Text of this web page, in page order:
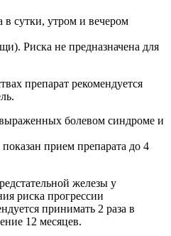
в сутки, утром и вечером
Риска не предназначена для
препарат рекомендуется
болевом синдроме и
прием препарата до 4
железы у
риска прогрессии
принимать 2 раза в
12 месяцев.